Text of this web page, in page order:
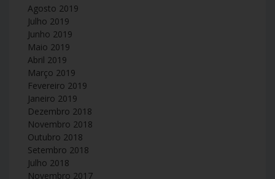
Agosto 2019
Julho 2019
Junho 2019
Maio 2019
Abril 2019
Março 2019
Fevereiro 2019
Janeiro 2019
Dezembro 2018
Novembro 2018
Outubro 2018
Setembro 2018
Julho 2018
Novembro 2017